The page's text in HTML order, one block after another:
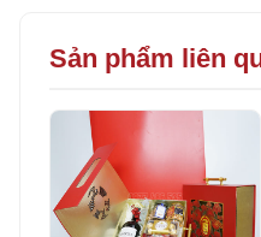
Sản phẩm liên